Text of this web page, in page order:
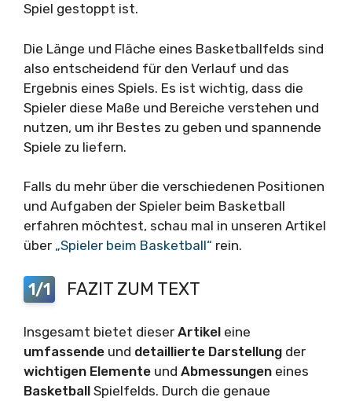
Spiel gestoppt ist.
Die Länge und Fläche eines Basketballfelds sind
also entscheidend für den Verlauf und das
Ergebnis eines Spiels. Es ist wichtig, dass die
Spieler diese Maße und Bereiche verstehen und
nutzen, um ihr Bestes zu geben und spannende
Spiele zu liefern.
Falls du mehr über die verschiedenen Positionen
und Aufgaben der Spieler beim Basketball
erfahren möchtest, schau mal in unseren Artikel
über „Spieler beim Basketball“ rein.
1/1 FAZIT ZUM TEXT
Insgesamt bietet dieser Artikel eine
umfassende und detaillierte Darstellung der
wichtigen Elemente und Abmessungen eines
Basketball Spielfelds. Durch die genaue